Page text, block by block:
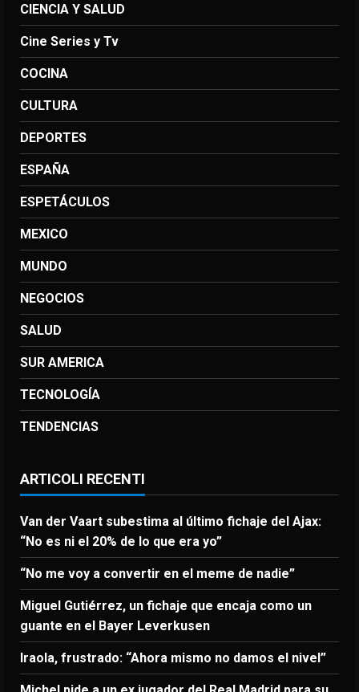
CIENCIA Y SALUD
Cine Series y Tv
COCINA
CULTURA
DEPORTES
ESPAÑA
ESPETÁCULOS
MEXICO
MUNDO
NEGOCIOS
SALUD
SUR AMERICA
TECNOLOGÍA
TENDENCIAS
ARTICOLI RECENTI
Van der Vaart subestima al último fichaje del Ajax:
“No es ni el 20% de lo que era yo”
“No me voy a convertir en el meme de nadie”
Miguel Gutiérrez, un fichaje que encaja como un
guante en el Bayer Leverkusen
Iraola, frustrado: “Ahora mismo no damos el nivel”